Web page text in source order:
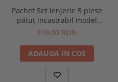
Pachet Set lenjerie 5 piese
pătuț incastrabil model
ursuleți în balon + saltea
319,00 RON
ADAUGA IN COS